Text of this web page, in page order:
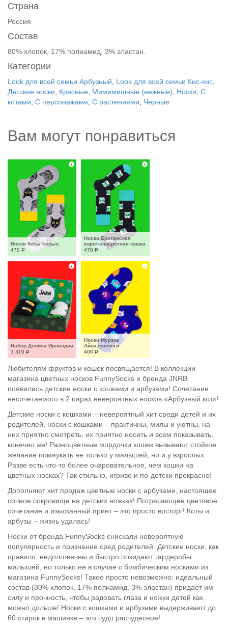
Страна
Россия
Состав
80% хлопок, 17% полиамид, 3% эластан.
Категории
Look для всей семьи Арбузный Look для всей семьи Кис-кис
Детские носки
Красные Мимимишные (нежные) Носки С
котами С персонажами С растениями Черные
Вам могут понравиться
Носки Коты серые
470 Р
Носки Британская
короткошёрстная кошка
470 Р
Набор Долина Ирландии
1 310 Р
Носки Мурзик
Айвазовского
400 Р
Любителям фруктов и кошек посвящается! В коллекции
магазина цветных носков FunnySocks и бренда JNRB
появились детские носки с кошками и арбузами! Сочетание
несочетаемого в 2 парах невероятных носков «Арбузный кот»!
Детские носки с кошками – невероятный хит среди детей и их
родителей, носки с кошками – практичны, милы и уютны, на
них приятно смотреть, их приятно носить и всем показывать,
конечно же! Разноцветные мордочки кошек вызывают стойкое
желание помяукать не только у малышей, но и у взрослых.
Разве есть что-то более очаровательное, чем кошки на
цветных носках? Так стильно, игриво и по-детски прекрасно!
Дополняют хит продаж цветные носки с арбузами, настоящее
сочное сокровище на детских ножках! Потрясающее цветовое
сочетание и изысканный принт – это просто восторг! Коты и
арбузы – жизнь удалась!
Носки от бренда FunnySocks снискали невероятную
популярность и признание сред родителей. Детские носки, как
правило, недолговечны и быстро покидают гардеробы
малышей, но только не в случае с бомбическим носками из
магазина FunnySocks! Такое просто невозможно: идеальный
состав (80% хлопок, 17% полиамид, 3% эластан) придает им
силу и прочность, чтобы радовать глаза и ножки детей как
можно дольше! Носки с кошками и арбузами выдерживают до
60 стирок в машинке – это чудо расчудесное!